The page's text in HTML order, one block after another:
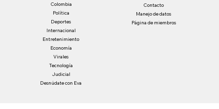
Colombia
Política
Deportes
Internacional
Entretenimiento
Economía
Virales
Tecnología
Judicial
Desnúdate con Eva
Contacto
Manejo de datos
Página de miembros